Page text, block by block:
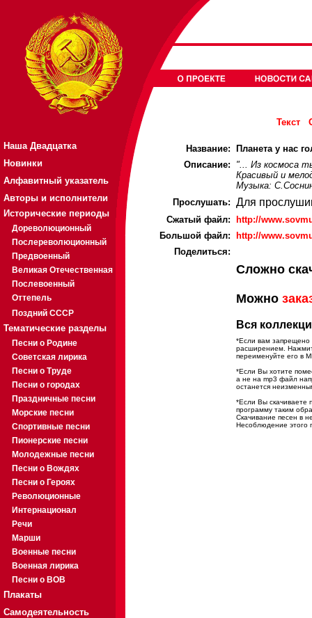
Наша Двадцатка
Новинки
Алфавитный указатель
Авторы и исполнители
Исторические периоды
Дореволюционный
Послереволюционный
Предвоенный
Великая Отечественная
Послевоенный
Оттепель
Поздний СССР
Тематические разделы
Песни о Родине
Советская лирика
Песни о Труде
Песни о городах
Праздничные песни
Морские песни
Спортивные песни
Пионерские песни
Молодежные песни
Песни о Вождях
Песни о Героях
Революционные
Интернационал
Речи
Марши
Военные песни
Военная лирика
Песни о ВОВ
Плакаты
Самодеятельность
Текст
Название:
Планета у нас
Описание:
"... Из космоса
Красивый и
Музыка:
Прослушать: Для
Cжатый файл:
http://
Большой файл:
http://
Поделиться:
Сложно
Можно
Вся
*Если вам запрещено
расширением.
переименуйте его в
*Если Вы хотите
а не на mp3 файл
останется
*Если Вы скачиваете
программу таким
Скачивание песен в
Несоблюдение этого